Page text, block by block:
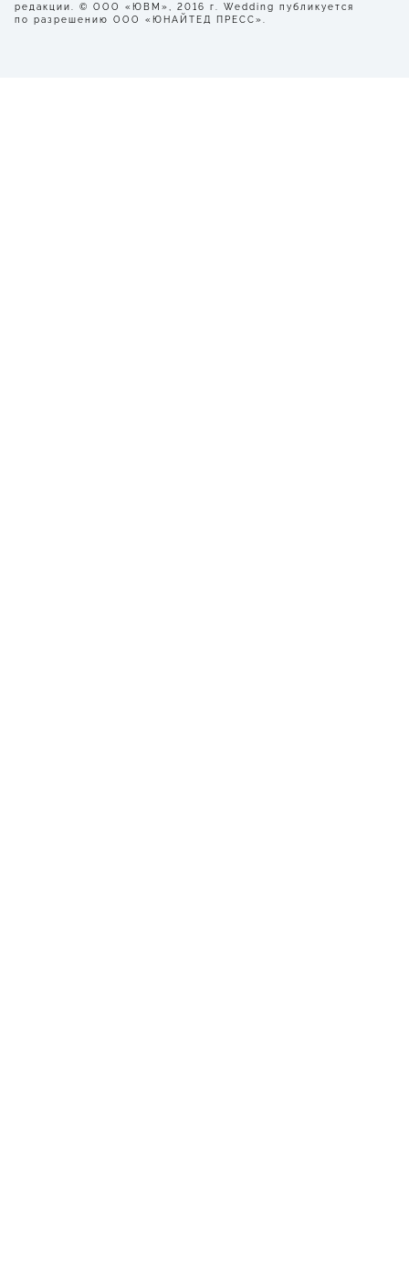
редакции. © ООО «ЮВМ», 2016 г. Wedding публикуется
по разрешению ООО «ЮНАЙТЕД ПРЕСС».